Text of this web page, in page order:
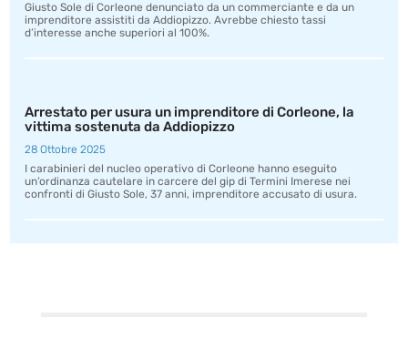
Giusto Sole di Corleone denunciato da un commerciante e da un
imprenditore assistiti da Addiopizzo. Avrebbe chiesto tassi
d’interesse anche superiori al 100%.
Arrestato per usura un imprenditore di Corleone, la
vittima sostenuta da Addiopizzo
28 Ottobre 2025
I carabinieri del nucleo operativo di Corleone hanno eseguito
un’ordinanza cautelare in carcere del gip di Termini Imerese nei
confronti di Giusto Sole, 37 anni, imprenditore accusato di usura.